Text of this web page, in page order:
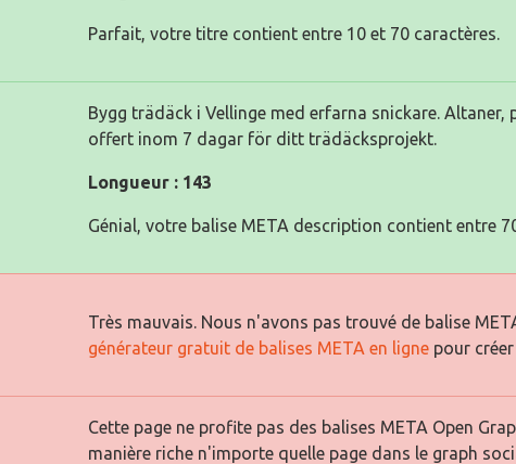
Parfait, votre titre contient entre 10 et 70 caractères.
Bygg trädäck i Vellinge med erfarna snickare.
offert inom 7 dagar för ditt trädäcksprojekt.
Longueur : 143
Génial, votre balise META description contient entre
Très mauvais. Nous n'avons pas trouvé de balise
générateur gratuit de balises META en ligne pour
Cette page ne profite pas des balises META Open
manière riche n'importe quelle page dans le graph